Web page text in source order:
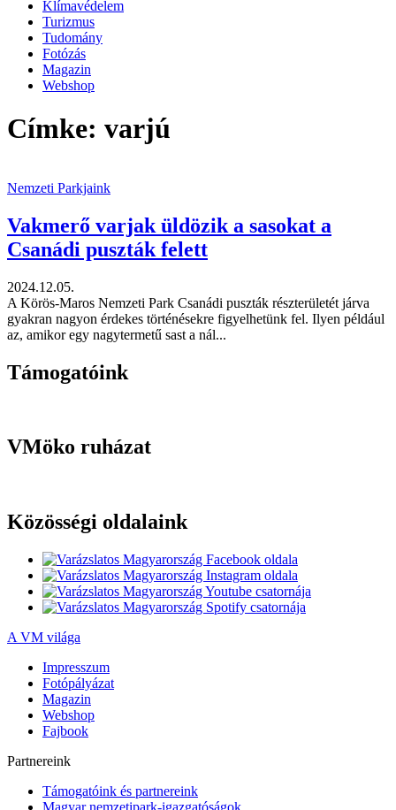
Klímavédelem
Turizmus
Tudomány
Fotózás
Magazin
Webshop
Címke: varjú
Nemzeti Parkjaink
Vakmerő varjak üldözik a sasokat a
Csanádi puszták felett
2024.12.05.
A Körös-Maros Nemzeti Park Csanádi puszták részterületét járva
gyakran nagyon érdekes történésekre figyelhetünk fel. Ilyen például
az, amikor egy nagytermetű sast a nál...
Támogatóink
VMöko ruházat
Közösségi oldalaink
A VM világa
Impresszum
Fotópályázat
Magazin
Webshop
Fajbook
Partnereink
Támogatóink és partnereink